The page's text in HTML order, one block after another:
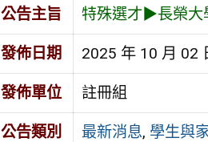
公告主旨 特殊選才▶長榮大
發佈日期 2025 年 10 月 02
發佈單位 註冊組
公告類別 最新消息, 學生與